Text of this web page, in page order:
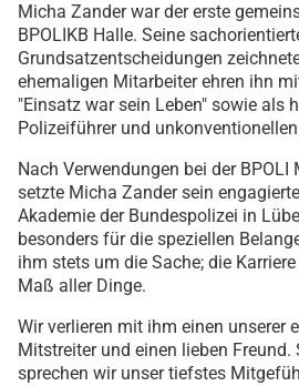
Micha Zander war der erste
BPOLIKB Halle. Seine
Grundsatzentscheidungen
ehemaligen Mitarbeiter ehren ihn
"Einsatz war sein Leben" sowie als
Polizeiführer und
Nach Verwendungen bei der BPOLI
setzte Micha Zander sein
Akademie der Bundespolizei in
besonders für die speziellen
ihm stets um die Sache; die
Maß aller Dinge.
Wir verlieren mit ihm einen unserer
Mitstreiter und einen lieben Freund.
sprechen wir unser tiefstes